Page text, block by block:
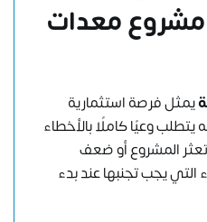
مشروع معدات
يمثل فرصة استثمارية
وعيًا كاملًا بالأخطاء
المشروع أو ضعف
التي يجب تجنبها عند بدء